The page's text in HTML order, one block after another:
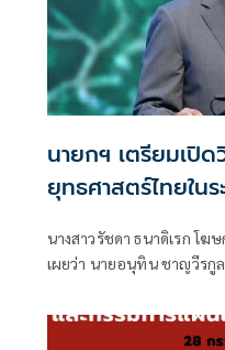
นายกฯ เตรียมเปิ
ยุทธศาสตร์ไทยในร
นางสาวรัชดา ธนาดิเรก โ
เผยว่า นายอนุทิน ชาญวีรกู
INTANIA Forum:
ORDER ฝ่าวิกฤติ รับมือระ